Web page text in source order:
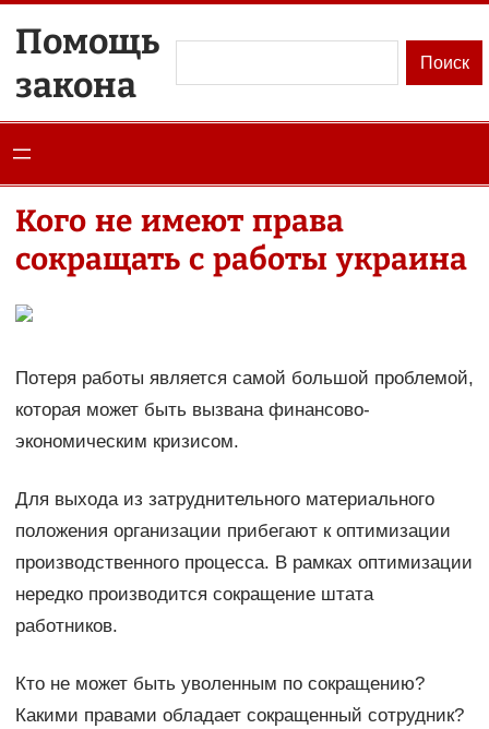
содержимому
Помощь
закона
Поиск
Кого не имеют права
сокращать с работы украина
Потеря работы является самой большой проблемой,
которая может быть вызвана финансово-
экономическим кризисом.
Для выхода из затруднительного материального
положения организации прибегают к оптимизации
производственного процесса. В рамках оптимизации
нередко производится сокращение штата
работников.
Кто не может быть уволенным по сокращению?
Какими правами обладает сокращенный сотрудник?